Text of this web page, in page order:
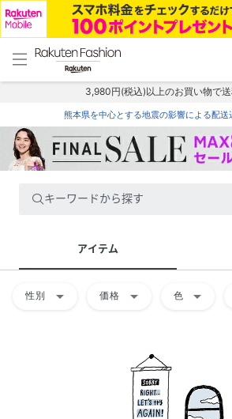
menu home
トップ
3,980円(税込)以上のお買い物で送
熊本県を中心とする地震の影響による配送
キーワードから探す
アイテム
性別 arrow_drop_down 価格 arrow_drop_down 色 arrow_drop_down